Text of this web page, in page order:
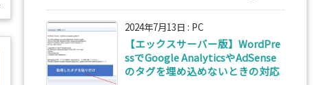
2024年7月13日 : PC
【エックスサーバー版】WordPre
ssでGoogle AnalyticsやAdSense
のタグを埋め込めないときの対応